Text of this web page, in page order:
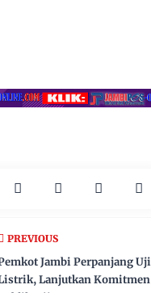
PREVIOUS
Jambi Perpanjang
Lanjutkan